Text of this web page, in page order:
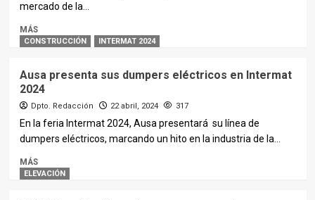
mercado de la...
MÁS
CONSTRUCCIÓN INTERMAT 2024
Ausa presenta sus dumpers eléctricos en Intermat
2024
Dpto. Redacción 22 abril, 2024 317
En la feria Intermat 2024, Ausa presentará su línea de
dumpers eléctricos, marcando un hito en la industria de la...
MÁS
ELEVACIÓN